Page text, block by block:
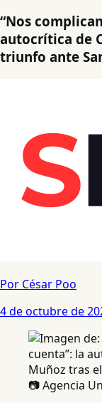
“Nos
autocrítica de
triunfo ante
Por César Poo
4 de octubre de
📷 Agencia